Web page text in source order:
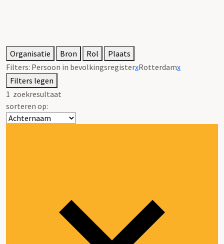
Organisatie Bron Rol
Plaats
Filters: Persoon in bevolkingsregisterxRotterdamx
Filters legen
1 zoekresultaat
sorteren op: